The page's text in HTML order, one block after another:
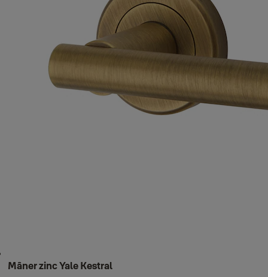
Mâner zinc Yale Kestral